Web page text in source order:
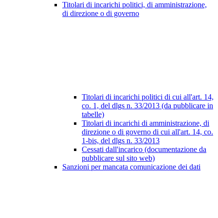
Titolari di incarichi politici, di amministrazione,
di direzione o di governo
Titolari di incarichi politici di cui all'art. 14,
co. 1, del dlgs n. 33/2013 (da pubblicare in
tabelle)
Titolari di incarichi di amministrazione, di
direzione o di governo di cui all'art. 14, co.
1-bis, del dlgs n. 33/2013
Cessati dall'incarico (documentazione da
pubblicare sul sito web)
Sanzioni per mancata comunicazione dei dati